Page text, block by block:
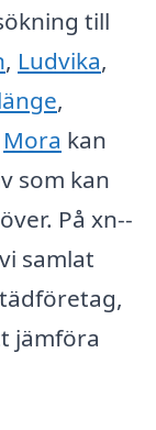
till
, Ludvika,
,
Mora kan
som kan
På xn--
samlat
jämföra